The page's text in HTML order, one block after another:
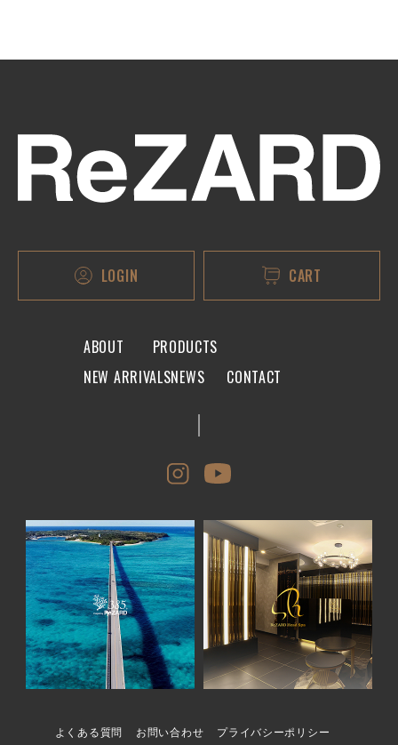
LOGIN CART
ABOUT
PRODUCTS
NEW ARRIVALSNEWS CONTACT
よくある質問 お問い合わせ プライバシーポリシー